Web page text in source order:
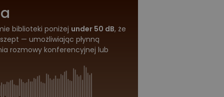
biblioteki poniżej under 50 dB, że
— umożliwiając płynną
rozmowy konferencyjnej lub